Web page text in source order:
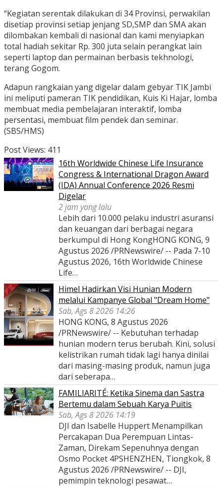
“Kegiatan serentak dilakukan di 34 Provinsi, perwakilan
disetiap provinsi setiap jenjang SD,SMP dan SMA akan
dilombakan kembali di nasional dan kami menyiapkan
total hadiah sekitar Rp. 300 juta selain perangkat lain
seperti laptop dan permainan berbasis tekhnologi,
terang Gogom.
Adapun rangkaian yang digelar dalam gebyar TIK Jambi
ini meliputi pameran TIK pendidikan, Kuis Ki Hajar, lomba
membuat media pembelajaran interaktif, lomba
persentasi, membuat film pendek dan seminar.
(SBS/HMS)
Post Views: 411
16th Worldwide Chinese Life Insurance
Congress & International Dragon Award
(IDA) Annual Conference 2026 Resmi
Digelar
2 jam yang lalu
Lebih dari 10.000 pelaku industri asuransi
dan keuangan dari berbagai negara
berkumpul di Hong KongHONG KONG, 9
Agustus 2026 /PRNewswire/ -- Pada 7-10
Agustus 2026, 16th Worldwide Chinese
Life…
Himel Hadirkan Visi Hunian Modern
melalui Kampanye Global "Dream Home"
Sab, Ags 8 2026 14:26
HONG KONG, 8 Agustus 2026
/PRNewswire/ -- Kebutuhan terhadap
hunian modern terus berubah. Kini, solusi
kelistrikan rumah tidak lagi hanya dinilai
dari masing-masing produk, namun juga
dari seberapa…
FAMILIARITÉ: Ketika Sinema dan Sastra
Bertemu dalam Sebuah Karya Puitis
Sab, Ags 8 2026 14:19
DJI dan Isabelle Huppert Menampilkan
Percakapan Dua Perempuan Lintas-
Zaman, Direkam Sepenuhnya dengan
Osmo Pocket 4PSHENZHEN, Tiongkok, 8
Agustus 2026 /PRNewswire/ -- DJI,
pemimpin teknologi pesawat…